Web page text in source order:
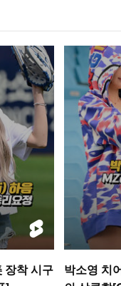
장착 시구
박소영 치